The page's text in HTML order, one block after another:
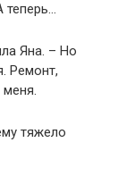
Яна. – Но
Ремонт,
тяжело